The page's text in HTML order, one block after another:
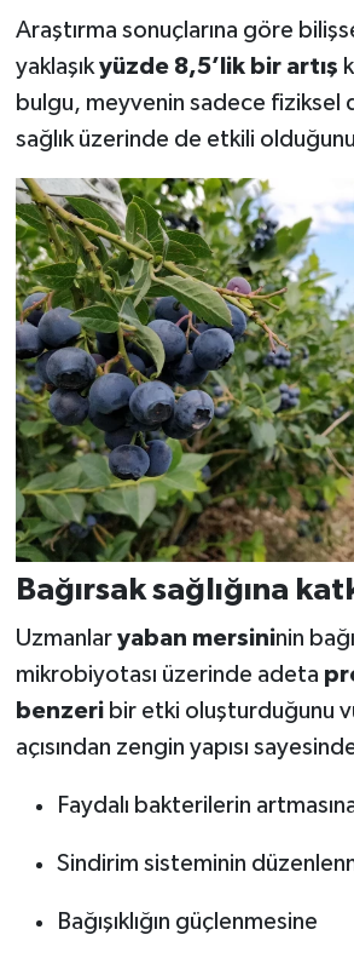
Araştırma sonuçlarına göre
yaklaşık yüzde 8,5’lik bir artış
bulgu, meyvenin sadece fiziksel
sağlık üzerinde de etkili
Bağırsak sağlığına
Uzmanlar yaban mersininin
mikrobiyotası üzerinde adeta
benzeribir etki oluşturduğunu
açısından zengin yapısı
Faydalı bakterilerin
Sindirim sisteminin
Bağışıklığın güçlenmesine